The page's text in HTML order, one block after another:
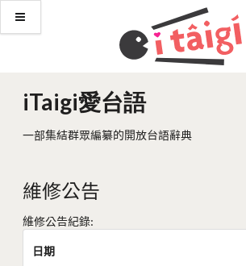
iTaigi愛台語
一部集結群眾編纂的開放台語辭典
維修公告
維修公告紀錄:
日期